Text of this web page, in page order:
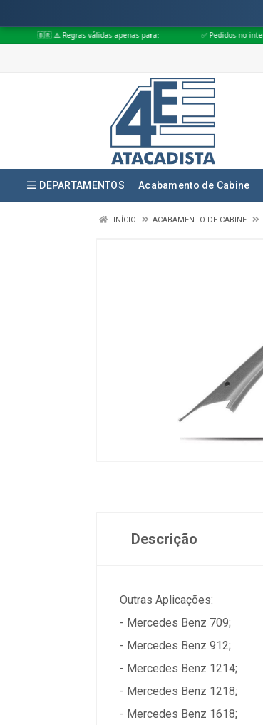
válidas apenas para: ✅ Pedidos no interior de Goiás
DEPARTAMENTOS Acabamento de Cabine
INÍCIO ACABAMENTO DE CABINE
Descrição
Outras Aplicações:
- Mercedes Benz 709;
- Mercedes Benz 912;
- Mercedes Benz 1214;
- Mercedes Benz 1218;
- Mercedes Benz 1618;